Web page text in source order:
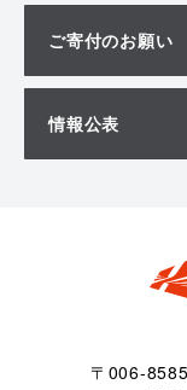
ご寄付のお願い
情報公表
〒006-